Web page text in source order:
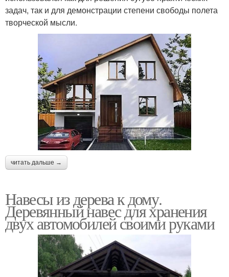
задач, так и для демонстрации степени свободы полета
творческой мысли.
читать дальше →
Навесы из дерева к дому.
Деревянный навес для хранения
двух автомобилей своими руками